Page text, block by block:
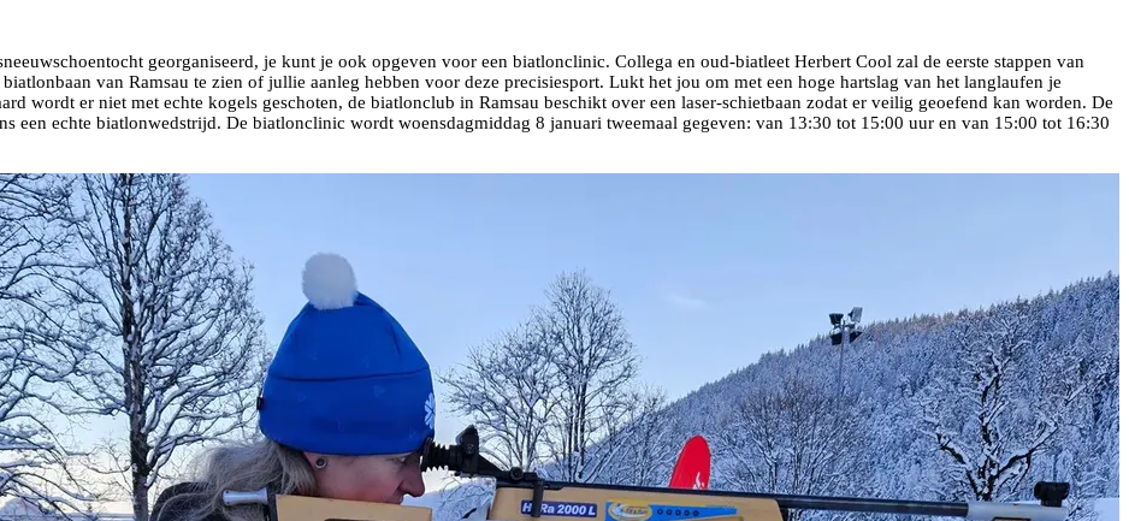
georganiseerd, je kunt je ook opgeven voor een biatlonclinic. Collega en oud-biatleet Herbert Cool zal de eerste stappen van
van Ramsau te zien of jullie aanleg hebben voor deze precisiesport. Lukt het jou om met een hoge hartslag van het langlaufen je
wordt er niet met echte kogels geschoten, de biatlonclub in Ramsau beschikt over een laser-schietbaan zodat er veilig geoefend kan worden. De
een echte biatlonwedstrijd. De biatlonclinic wordt woensdagmiddag 8 januari tweemaal gegeven: van 13:30 tot 15:00 uur en van 15:00 tot 16:30